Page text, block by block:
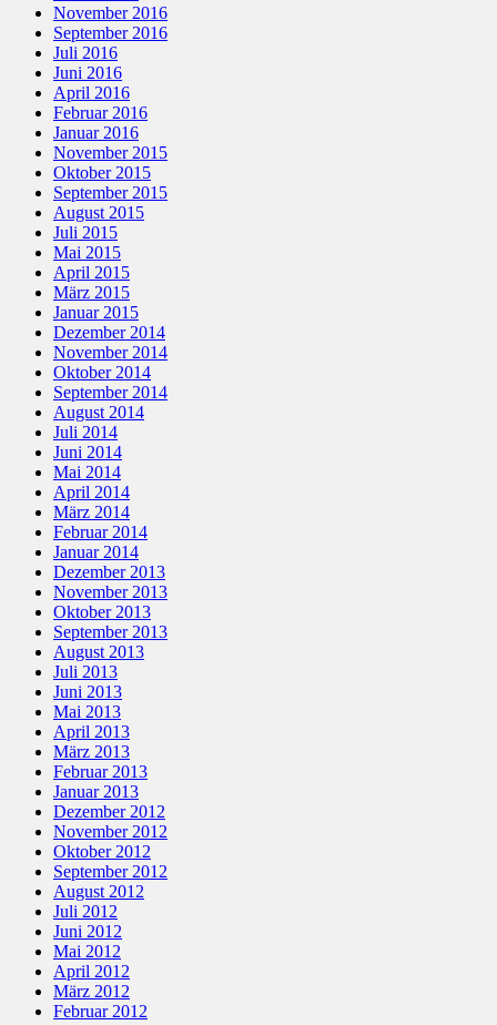
November 2016
September 2016
Juli 2016
Juni 2016
April 2016
Februar 2016
Januar 2016
November 2015
Oktober 2015
September 2015
August 2015
Juli 2015
Mai 2015
April 2015
März 2015
Januar 2015
Dezember 2014
November 2014
Oktober 2014
September 2014
August 2014
Juli 2014
Juni 2014
Mai 2014
April 2014
März 2014
Februar 2014
Januar 2014
Dezember 2013
November 2013
Oktober 2013
September 2013
August 2013
Juli 2013
Juni 2013
Mai 2013
April 2013
März 2013
Februar 2013
Januar 2013
Dezember 2012
November 2012
Oktober 2012
September 2012
August 2012
Juli 2012
Juni 2012
Mai 2012
April 2012
März 2012
Februar 2012